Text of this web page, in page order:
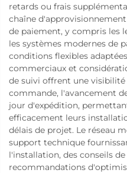
retards ou frais
chaîne
de paiement, y compris les
les systèmes modernes de
conditions flexibles
commerciaux et
de suivi offrent une
commande, l'avancement
jour d'expédition,
efficacement leurs
délais de projet. Le réseau
support technique
l'installation, des conseils
recommandations